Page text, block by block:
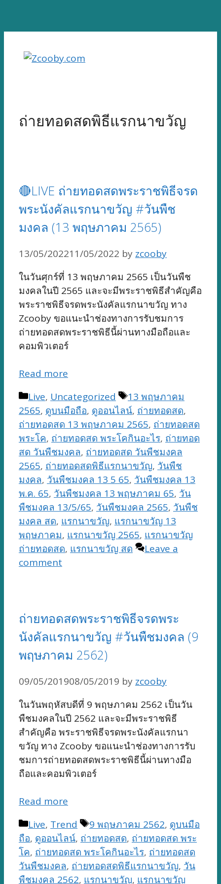
content
ถ่ายทอดสดพิธีแรกนาขวัญ
🔴LIVE ถ่ายทอดสดพระราชพิธีจรด
พระนังคัลแรกนาขวัญ #วันพืช
มงคล (13 พฤษภาคม 2565)
13/05/202211/05/2022 by zcooby
ในวันศุกร์ที่ 13 พฤษภาคม 2565 เป็นวันพืช
มงคลในปี 2565 และจะมีพระราชพิธีสำคัญคือ
พระราชพิธีจรดพระนังคัลแรกนาขวัญ ทาง
Zcooby ขอแนะนำช่องทางการรับชมการ
ถ่ายทอดสดพระราชพิธีนี้ผ่านทางมือถือและ
คอมพิวเตอร์
Read more
Categories
Live, Uncategorized Tags
13 พฤษภาคม
2565, ดูบนมือถือ, ดูออนไลน์, ถ่ายทอดสด,
ถ่ายทอดสด 13 พฤษภาคม 2565, ถ่ายทอดสด
พระโค, ถ่ายทอดสด พระโคกินอะไร, ถ่ายทอด
สด วันพืชมงคล, ถ่ายทอดสด วันพืชมงคล
2565, ถ่ายทอดสดพิธีแรกนาขวัญ, วันพืช
มงคล, วันพืชมงคล 13 5 65, วันพืชมงคล 13
พ.ค. 65, วันพืชมงคล 13 พฤษภาคม 65, วัน
พืชมงคล 13/5/65, วันพืชมงคล 2565, วันพืช
มงคล สด, แรกนาขวัญ, แรกนาขวัญ 13
พฤษภาคม, แรกนาขวัญ 2565, แรกนาขวัญ
ถ่ายทอดสด, แรกนาขวัญ สด
Leave a
comment
ถ่ายทอดสดพระราชพิธีจรดพระ
นังคัลแรกนาขวัญ #วันพืชมงคล (9
พฤษภาคม 2562)
09/05/201908/05/2019 by zcooby
ในวันพฤหัสบดีที่ 9 พฤษภาคม 2562 เป็นวัน
พืชมงคลในปี 2562 และจะมีพระราชพิธี
สำคัญคือ พระราชพิธีจรดพระนังคัลแรกนา
ขวัญ ทาง Zcooby ขอแนะนำช่องทางการรับ
ชมการถ่ายทอดสดพระราชพิธีนี้ผ่านทางมือ
ถือและคอมพิวเตอร์
Read more
Categories
Live, Trend Tags
9 พฤษภาคม 2562, ดูบนมือ
ถือ, ดูออนไลน์, ถ่ายทอดสด, ถ่ายทอดสด พระ
โค, ถ่ายทอดสด พระโคกินอะไร, ถ่ายทอดสด
วันพืชมงคล, ถ่ายทอดสดพิธีแรกนาขวัญ, วัน
พืชมงคล 2562, แรกนาขวัญ, แรกนาขวัญ